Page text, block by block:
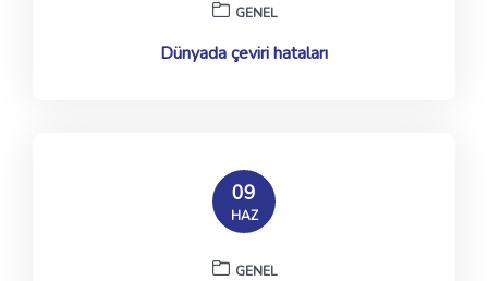
GENEL
Dünyada çeviri hataları
09
HAZ
GENEL